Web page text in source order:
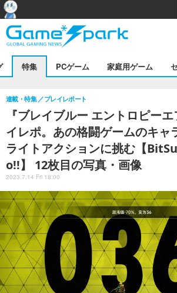
特集 PCゲーム 家庭用ゲーム
『ブレイブルー エントロピー
イレポ。あの格闘ゲームのキャ
ライトアクションに挑む【
o!!】 12枚目の写真・画像
連載・特集 プレイレポート
2023.7.14 Fri 18:00